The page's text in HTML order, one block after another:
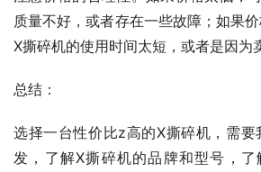
质量不好，或者存在一些故障；如果
X撕碎机的使用时间太短，或者是因为
总结：
选择一台性价比z高的X撕碎机，需要
发，了解X撕碎机的品牌和型号，